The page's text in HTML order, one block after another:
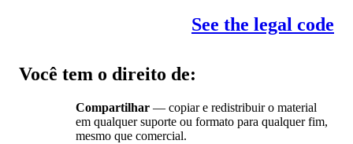
See the legal code
Você tem o direito de:
Compartilhar — copiar e redistribuir o material
em qualquer suporte ou formato para qualquer fim,
mesmo que comercial.